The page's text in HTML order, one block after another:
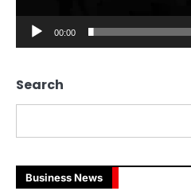
00:00
Search
Business News